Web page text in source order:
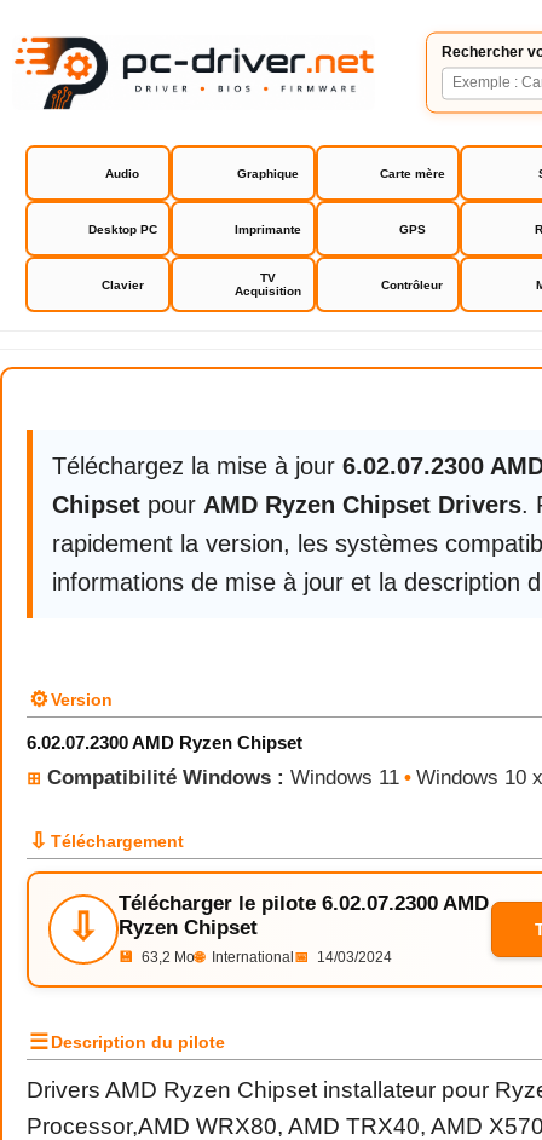
Rechercher
Audio Graphique Carte mère
Desktop PC Imprimante GPS
Clavier
TV
Acquisition
Contrôleur
AMD Ryzen Chipset Drivers
Téléchargez la mise à jour 6.02.07.2300
Chipset pour AMD Ryzen Chipset Drivers.
rapidement la version, les systèmes
informations de mise à jour et la description
⚙Version
6.02.07.2300 AMD Ryzen Chipset
⊞ Compatibilité Windows : Windows 11 • Windows 10
⇩ Téléchargement
⇩
Télécharger le pilote 6.02.07.2300 AMD
Ryzen Chipset
💾 63,2 Mo🌐 International 📅 14/03/2024
☰Description du pilote
Drivers AMD Ryzen Chipset installateur pour
Processor,AMD WRX80, AMD TRX40, AMD